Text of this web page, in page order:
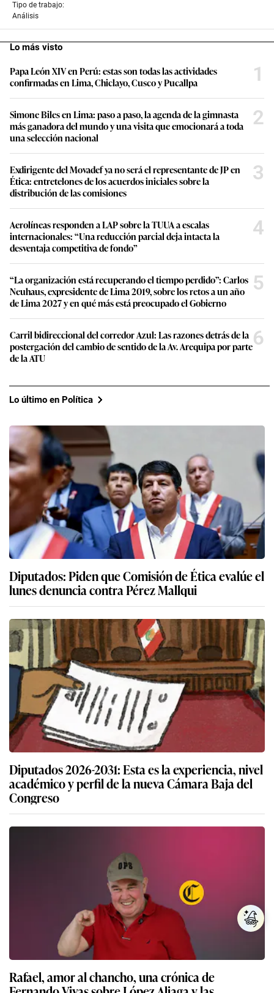
Tipo de trabajo:
Análisis
Lo más visto
Papa León XIV en Perú: estas son todas las actividades
confirmadas en Lima, Chiclayo, Cusco y Pucallpa
1
Simone Biles en Lima: paso a paso, la agenda de la gimnasta
más ganadora del mundo y una visita que emocionará a toda
una selección nacional
2
Exdirigente del Movadef ya no será el representante de JP en
Ética: entretelones de los acuerdos iniciales sobre la
distribución de las comisiones
3
Aerolíneas responden a LAP sobre la TUUA a escalas
internacionales: “Una reducción parcial deja intacta la
desventaja competitiva de fondo”
4
“La organización está recuperando el tiempo perdido”: Carlos
Neuhaus, expresidente de Lima 2019, sobre los retos a un año
de Lima 2027 y en qué más está preocupado el Gobierno
5
Carril bidireccional del corredor Azul: Las razones detrás de la
postergación del cambio de sentido de la Av. Arequipa por parte
de la ATU
6
Lo último en Política
Diputados: Piden que Comisión de Ética evalúe el
lunes denuncia contra Pérez Mallqui
Diputados 2026-2031: Esta es la experiencia, nivel
académico y perfil de la nueva Cámara Baja del
Congreso
Rafael, amor al chancho, una crónica de